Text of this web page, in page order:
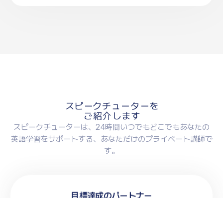
ス ピ ークチ ュ ータ ーを
ご紹介 します
スピークチューターは、24時間いつでもどこでもあなたの
英語学習をサポートする、あなただけのプライベート講師で
す。
目標達成のパートナー